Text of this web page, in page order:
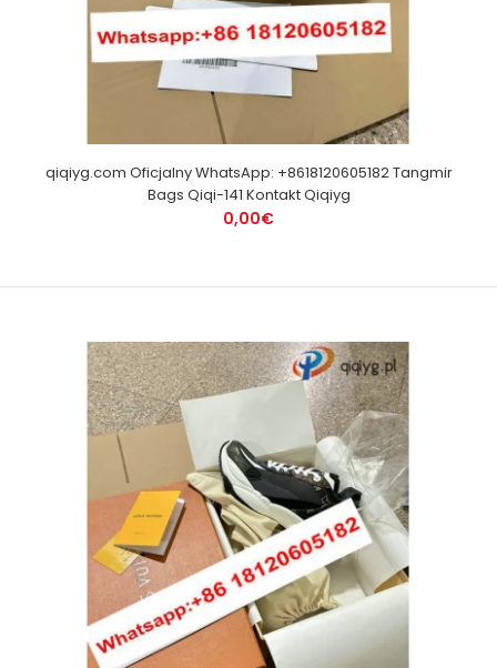
qiqiyg.com Oficjalny WhatsApp: +8618120605182 Tangmir
Bags Qiqi-141 Kontakt Qiqiyg
0,00€